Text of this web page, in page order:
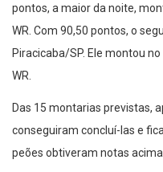
pontos, a maior da noite,
WR. Com 90,50 pontos, o
Piracicaba/SP. Ele montou
WR.
Das 15 montarias previstas,
conseguiram concluí-las e
peões obtiveram notas acima